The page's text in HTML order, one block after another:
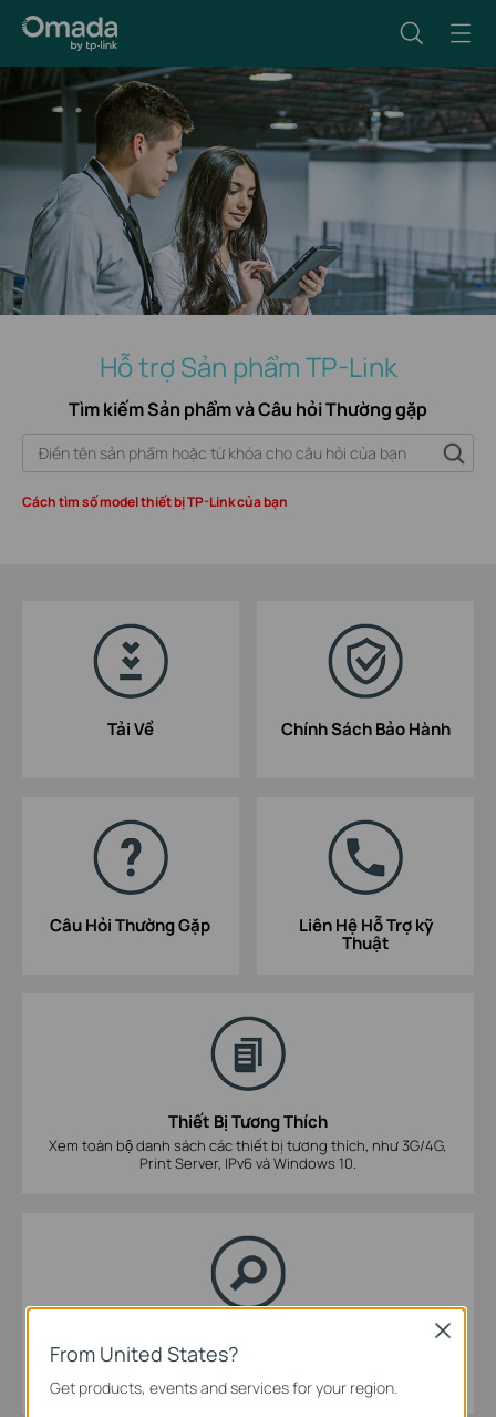
Hỗ trợ Sản phẩm TP-Link
Tìm kiếm Sản phẩm và Câu hỏi Thường gặp
Cách tìm số model thiết bị TP-Link của bạn
Tải Về Chính Sách Bảo Hành
Câu Hỏi Thường Gặp Liên Hệ Hỗ Trợ kỹ
Thuật
Thiết Bị Tương Thích
Xem toàn bộ danh sách các thiết bị tương thích, như 3G/4G,
Print Server, IPv6 và Windows 10.
Giả Lập TP-Link
Xem giao diện quản lí web của các sản phẩm.
From United States?
Get products, events and services for your region.
Close